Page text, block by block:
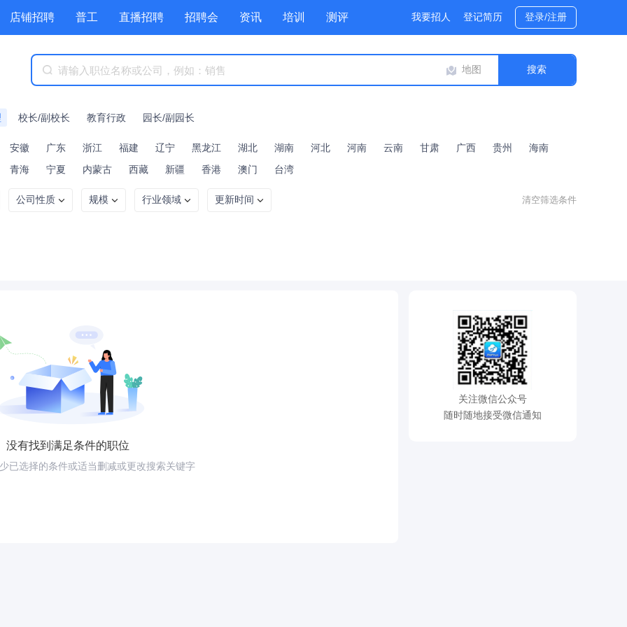
店铺招聘 普工 直播招聘 招聘会 资讯 培训 测评
商城 附近职位 工具箱 赏金招聘
我要招人 登记简历 登录/注册
地图
校长/副校长 教育行政 园长/副园长
安徽 广东 浙江 福建 辽宁 黑龙江 湖北 湖南 河北 河南 云南 甘肃 广西 贵州
海南
青海 宁夏 内蒙古 西藏 新疆 香港 澳门 台湾
公司性质 规模 行业领域 更新时间 清空筛选条件
没有找到满足条件的职位
已选择的条件或适当删减或更改搜索关键字
关注微信公众号
随时随地接受微信通知